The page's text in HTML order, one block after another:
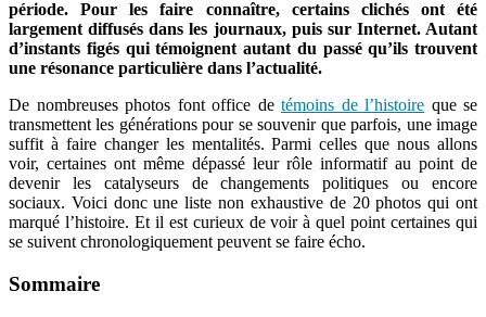
période. Pour les faire connaître, certains clichés ont été
largement diffusés dans les journaux, puis sur Internet. Autant
d’instants figés qui témoignent autant du passé qu’ils trouvent
une résonance particulière dans l’actualité.
De nombreuses photos font office de témoins de l’histoire que se
transmettent les générations pour se souvenir que parfois, une image
suffit à faire changer les mentalités. Parmi celles que nous allons
voir, certaines ont même dépassé leur rôle informatif au point de
devenir les catalyseurs de changements politiques ou encore
sociaux. Voici donc une liste non exhaustive de 20 photos qui ont
marqué l’histoire. Et il est curieux de voir à quel point certaines qui
se suivent chronologiquement peuvent se faire écho.
Sommaire